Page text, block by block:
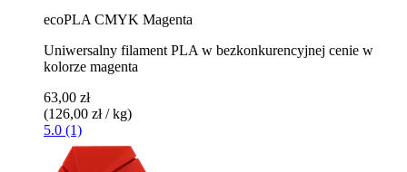
ecoPLA CMYK Magenta
Uniwersalny filament PLA w bezkonkurencyjnej cenie w
kolorze magenta
63,00 zł
(126,00 zł / kg)
5.0 (1)